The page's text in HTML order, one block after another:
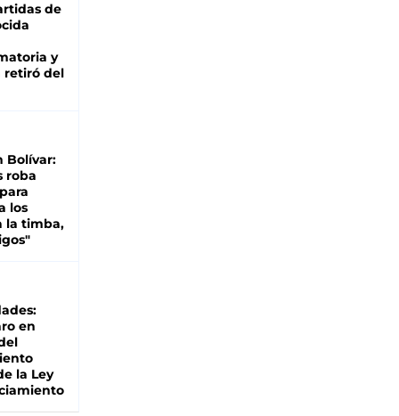
de
y
retiró del
Bolívar:
roba
los
la timba,
en
la Ley